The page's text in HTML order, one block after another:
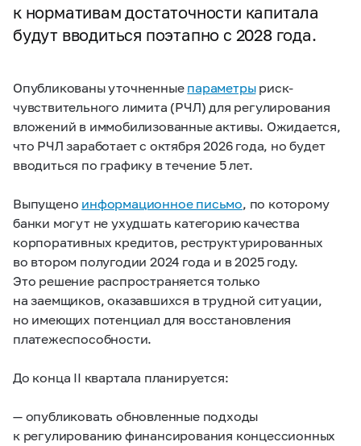
к нормативам достаточности капитала
будут вводиться поэтапно с 2028 года.
Опубликованы уточненные параметрыриск-
чувствительного лимита (РЧЛ) для регулирования
вложений в иммобилизованные активы. Ожидается,
что РЧЛ заработает с октября 2026 года, но будет
вводиться по графику в течение 5 лет.
Выпущено информационное письмо, по которому
банки могут не ухудшать категорию качества
корпоративных кредитов, реструктурированных
во втором полугодии 2024 года и в 2025 году.
Это решение распространяется только
на заемщиков, оказавшихся в трудной ситуации,
но имеющих потенциал для восстановления
платежеспособности.
До конца II квартала планируется:
— опубликовать обновленные подходы
к регулированию финансирования концессионных